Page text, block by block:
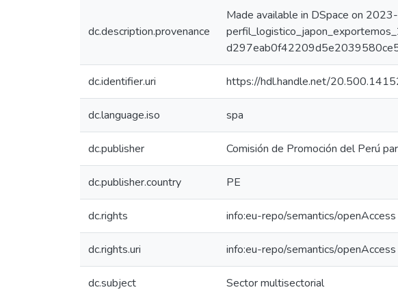
dc.description.provenance
Made available in DSpace on
dc.identifier.uri https://hdl.handle.net/
dc.language.iso spa
dc.publisher Comisión de Promoción del Perú
dc.publisher.country PE
dc.rights info:eu-repo/semantics/openAccess
dc.rights.uri info:eu-repo/semantics/openAccess
dc.subject Sector multisectorial